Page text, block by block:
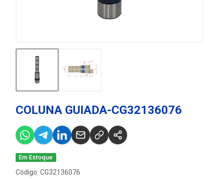
COLUNA GUIADA-CG32136076
Em Estoque
Código: CG32136076